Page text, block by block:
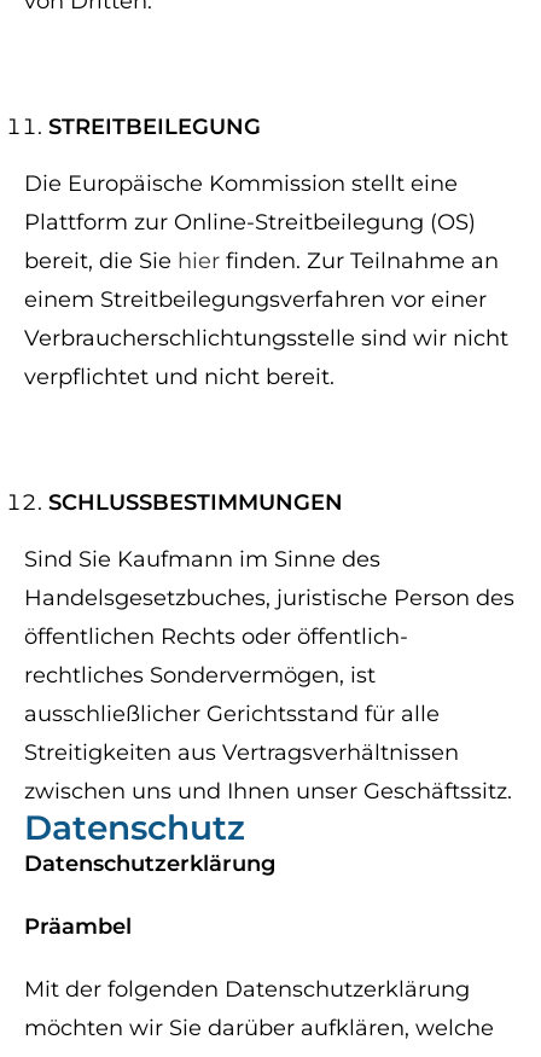
STREITBEILEGUNG​​​​​​​
Die Europäische Kommission stellt eine
Plattform zur Online-Streitbeilegung (OS)
bereit, die Sie hier finden. Zur Teilnahme an
einem Streitbeilegungsverfahren vor einer
Verbraucherschlichtungsstelle sind wir nicht
verpflichtet und nicht bereit.
SCHLUSSBESTIMMUNGEN​​​​​​​
Sind Sie Kaufmann im Sinne des
Handelsgesetzbuches, juristische Person des
öffentlichen Rechts oder öffentlich-
rechtliches Sondervermögen, ist
ausschließlicher Gerichtsstand für alle
Streitigkeiten aus Vertragsverhältnissen
zwischen uns und Ihnen unser Geschäftssitz.
Datenschutz
Datenschutzerklärung
Präambel
Mit der folgenden Datenschutzerklärung
möchten wir Sie darüber aufklären, welche